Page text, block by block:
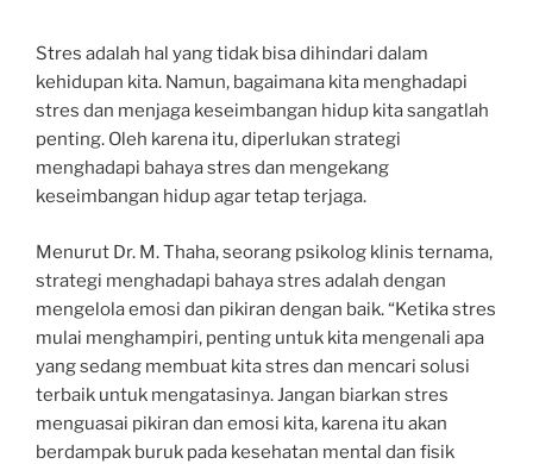
Stres adalah hal yang tidak bisa dihindari dalam
kehidupan kita. Namun, bagaimana kita menghadapi
stres dan menjaga keseimbangan hidup kita sangatlah
penting. Oleh karena itu, diperlukan strategi
menghadapi bahaya stres dan mengekang
keseimbangan hidup agar tetap terjaga.
Menurut Dr. M. Thaha, seorang psikolog klinis ternama,
strategi menghadapi bahaya stres adalah dengan
mengelola emosi dan pikiran dengan baik. “Ketika stres
mulai menghampiri, penting untuk kita mengenali apa
yang sedang membuat kita stres dan mencari solusi
terbaik untuk mengatasinya. Jangan biarkan stres
menguasai pikiran dan emosi kita, karena itu akan
berdampak buruk pada kesehatan mental dan fisik